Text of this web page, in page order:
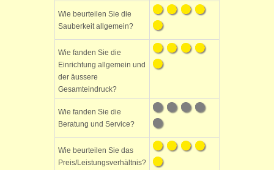
Wie beurteilen Sie die
Sauberkeit allgemein?
Wie fanden Sie die
Einrichtung allgemein und
der äussere
Gesamteindruck?
Wie fanden Sie die
Beratung und Service?
Wie beurteilen Sie das
Preis/Leistungsverhältnis?